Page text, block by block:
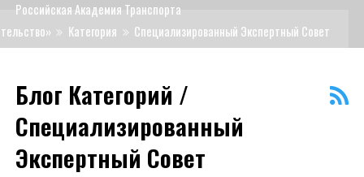
Категория Специализированный Экспертный Совет
Российская Академия Транспорта
Блог Категорий /
Специализированный
Экспертный Совет